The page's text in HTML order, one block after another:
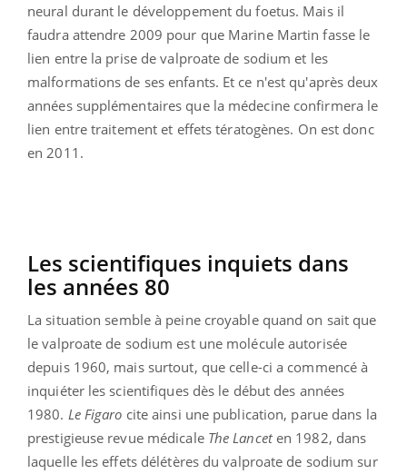
neural durant le développement du foetus. Mais il
faudra attendre 2009 pour que Marine Martin fasse le
lien entre la prise de valproate de sodium et les
malformations de ses enfants. Et ce n'est qu'après deux
années supplémentaires que la médecine confirmera le
lien entre traitement et effets tératogènes. On est donc
en 2011.
Les scientifiques inquiets dans
les années 80
La situation semble à peine croyable quand on sait que
le valproate de sodium est une molécule autorisée
depuis 1960, mais surtout, que celle-ci a commencé à
inquiéter les scientifiques dès le début des années
1980. Le Figaro cite ainsi une publication, parue dans la
prestigieuse revue médicale The Lanceten 1982, dans
laquelle les effets délétères du valproate de sodium sur